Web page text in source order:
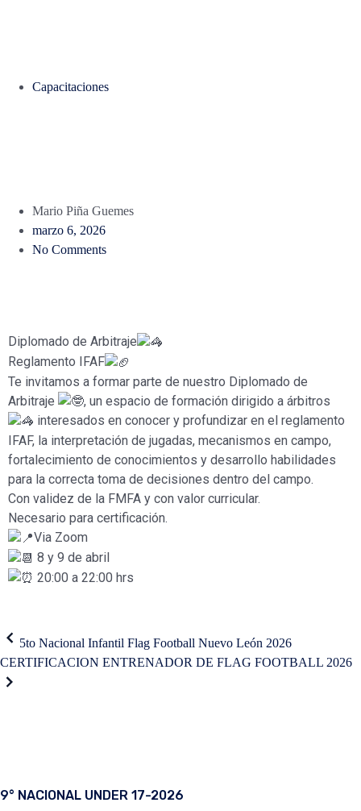
Capacitaciones
Mario Piña Guemes
marzo 6, 2026
No Comments
Diplomado de Arbitraje
Reglamento IFAF
Te invitamos a formar parte de nuestro Diplomado de
Arbitraje
, un espacio de formación dirigido a árbitros
interesados en conocer y profundizar en el reglamento
IFAF, la interpretación de jugadas, mecanismos en campo,
fortalecimiento de conocimientos y desarrollo habilidades
para la correcta toma de decisiones dentro del campo.
Con validez de la FMFA y con valor curricular.
Necesario para certificación.
Via Zoom
8 y 9 de abril
20:00 a 22:00 hrs
5to Nacional Infantil Flag Football Nuevo León 2026
CERTIFICACION ENTRENADOR DE FLAG FOOTBALL 2026
9° NACIONAL UNDER 17-2026